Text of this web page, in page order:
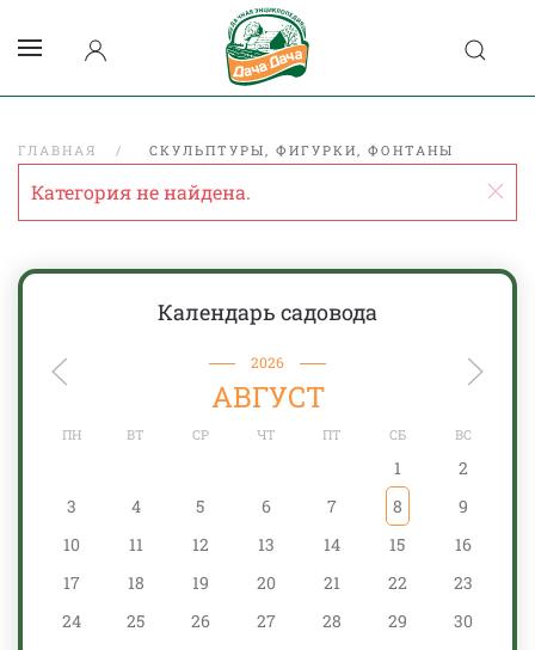
ГЛАВНАЯ СКУЛЬПТУРЫ, ФИГУРКИ, ФОНТАНЫ
Категория не найдена.
Календарь садовода
2026
АВГУСТ
ПН ВТ СР ЧТ ПТ СБ ВС
1
2
3
4 5 6 7 8
9
10
11 12 13 14 15
16
17
18 19 20 21 22
23
24
25 26 27 28 29
30